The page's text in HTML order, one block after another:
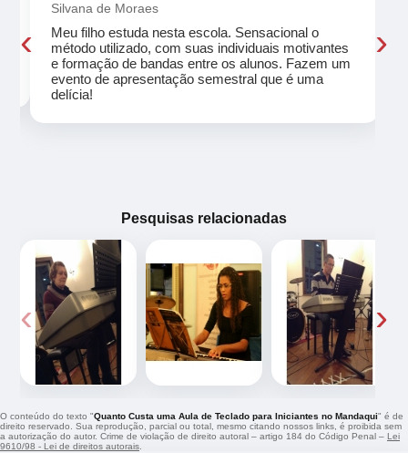
Silvana de Moraes
Meu filho estuda nesta escola. Sensacional o
método utilizado, com suas individuais motivantes
e formação de bandas entre os alunos. Fazem um
evento de apresentação semestral que é uma
delícia!
‹ ›
Pesquisas relacionadas
‹ ›
O conteúdo do texto "Quanto Custa uma Aula de Teclado para Iniciantes no Mandaqui" é de
direito reservado. Sua reprodução, parcial ou total, mesmo citando nossos links, é proibida sem
a autorização do autor. Crime de violação de direito autoral – artigo 184 do Código Penal – Lei
9610/98 - Lei de direitos autorais.